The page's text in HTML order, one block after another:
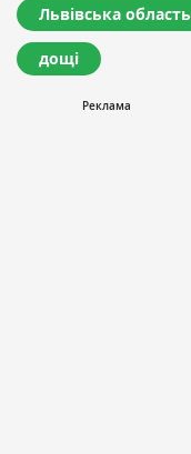
Львівська область
дощі